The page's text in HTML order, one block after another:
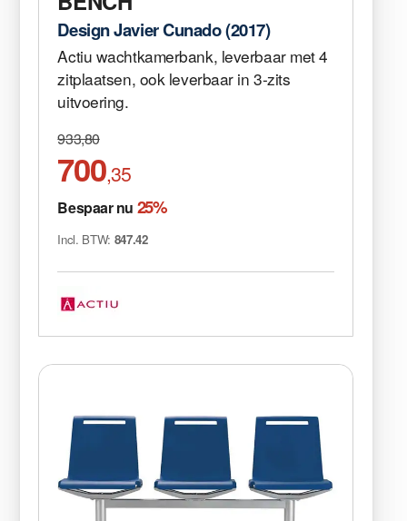
Design Javier Cunado (2017)
Actiu wachtkamerbank, leverbaar met 4
zitplaatsen, ook leverbaar in 3-zits
uitvoering.
933,80
700,35
Bespaar nu 25%
Incl. BTW: 847.42